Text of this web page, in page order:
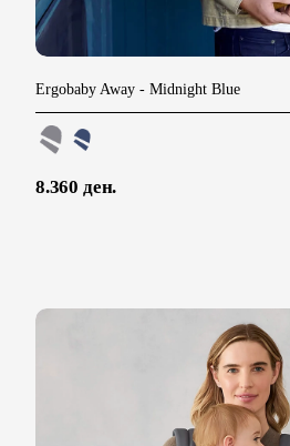
Ergobaby Away - Midnight Blue
8.360 ден.